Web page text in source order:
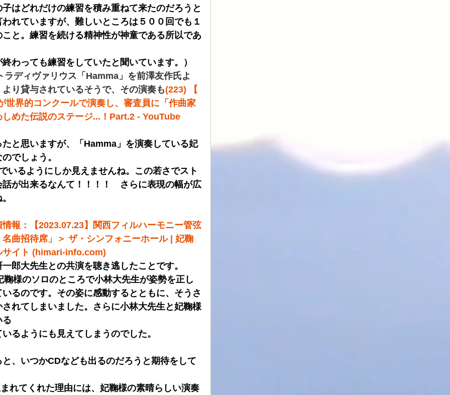
はどれだけの練習を積み重ねて来たのだろうと
れていますが、難しいところは５００回でも１
と。練習を続ける精神性が神童である所以であ
わっても練習をしていたと聞いています。）
ラディヴァリウス「Hamma」を前澤友作氏よ
り貸与されているそうで、その演奏も(223) 【
世界的コンクールで演奏し、審査員に「作曲家
めた伝説のステージ...！Part.2 - YouTube
と思いますが、「Hamma」を演奏している妃
でしょう。
いるようにしか見えませんね。この若さでスト
が出来るなんて！！！！　さらに表現の幅が広
情報：【2023.07.23】関西フィルハーモニー管弦
曲招待席」＞ ザ・シンフォニーホール | 妃鞠
サイト (himari-info.com)
郎大先生との共演を聴き逃したことです。
鞠様のソロのところで小林大先生が姿勢を正し
るのです。その姿に感動するとともに、そうさ
れてしまいました。さらに小林大先生と妃鞠様
る
るようにも見えてしまうのでした。
、いつかCDなども出るのだろうと期待をして
れてくれた理由には、妃鞠様の素晴らしい演奏